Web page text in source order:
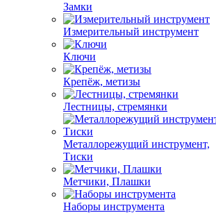
Замки
Измерительный инструмент
Ключи
Крепёж, метизы
Лестницы, стремянки
Металлорежущий инструмент,
Тиски
Метчики, Плашки
Наборы инструмента